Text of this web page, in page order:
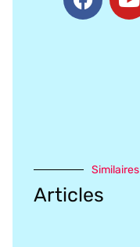
Similaires
Articles